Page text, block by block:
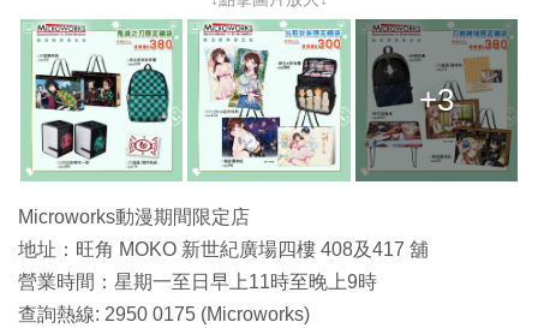
+3
Microworks動漫期間限定店
地址：旺角 MOKO 新世紀廣場四樓 408及417 舖
營業時間：星期一至日早上11時至晚上9時
查詢熱線: 2950 0175 (Microworks)